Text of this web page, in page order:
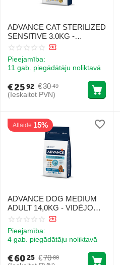
ADVANCE CAT STERILIZED
SENSITIVE 3.0KG -
STERILIZĒTIEM KAĶIEM
Pieejamība:
11 gab. piegādātāju noliktavā
€30 49
€2592
(Ieskaitot PVN)
Atlaide 15%
ADVANCE DOG MEDIUM
ADULT 14,0KG - VIDĒJO
ŠĶIRŅU SUŅIEM (VISTA
Pieejamība:
4 gab. piegādātāju noliktavā
€70 88
€6025